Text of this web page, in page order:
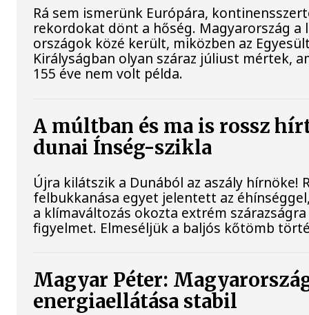
Rá sem ismerünk Európára,
rekordokat dönt a hőség. Magyarország
országok közé került, miközben az
Királyságban olyan száraz júliust mértek,
155 éve nem volt példa.
A múltban és ma is rossz
dunai Ínség-szikla
Újra kilátszik a Dunából az aszály hírnöke!
felbukkanása egyet jelentett az
a klímaváltozás okozta extrém
figyelmet. Elmeséljük a baljós kőtömb
Magyar Péter:
energiaellátása stabil